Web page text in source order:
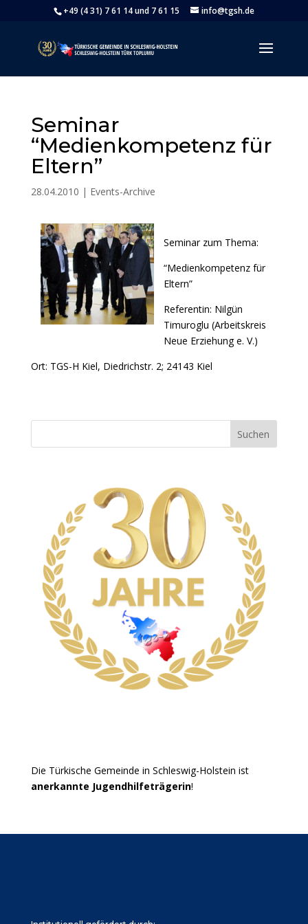
+49 (4 31) 7 61 14 und 7 61 15 info@tgsh.de
Seminar
“Medienkompetenz für
Eltern”
28.04.2010 | Events-Archive
Seminar zum Thema:
“Medienkompetenz für
Eltern”
Referentin: Nilgün
Timuroglu (Arbeitskreis
Neue Erziehung e. V.)
Ort: TGS-H Kiel, Diedrichstr. 2; 24143 Kiel
Suchen
Die Türkische Gemeinde in Schleswig-Holstein ist
anerkannte Jugendhilfeträgerin!